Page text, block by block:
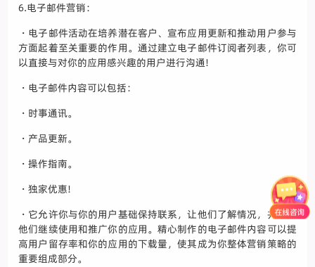
6.电子邮件营销：
・电子邮件活动在培养潜在客户、宣布应用更新和推动用户参与
方面起着至关重要的作用。通过建立电子邮件订阅者列表，你可
以直接与对你的应用感兴趣的用户进行沟通!
・电子邮件内容可以包括：
・时事通讯。
・产品更新。
・操作指南。
・独家优惠!
・它允许你与你的用户基础保持联系，让他们了解情况，并鼓励
他们继续使用和推广你的应用。精心制作的电子邮件内容可以提
高用户留存率和你的应用的下载量，使其成为你整体营销策略的
重要组成部分。